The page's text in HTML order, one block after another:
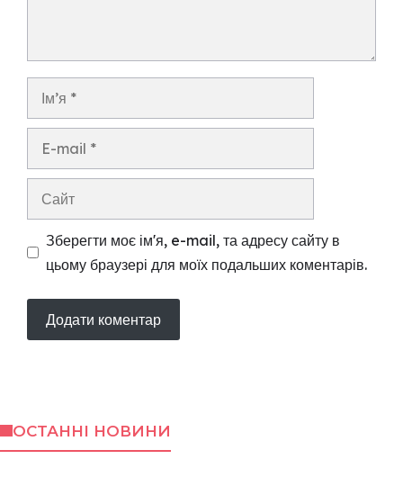
Зберегти моє ім'я, e-mail, та адресу сайту в
цьому браузері для моїх подальших коментарів.
ОСТАННІ НОВИНИ